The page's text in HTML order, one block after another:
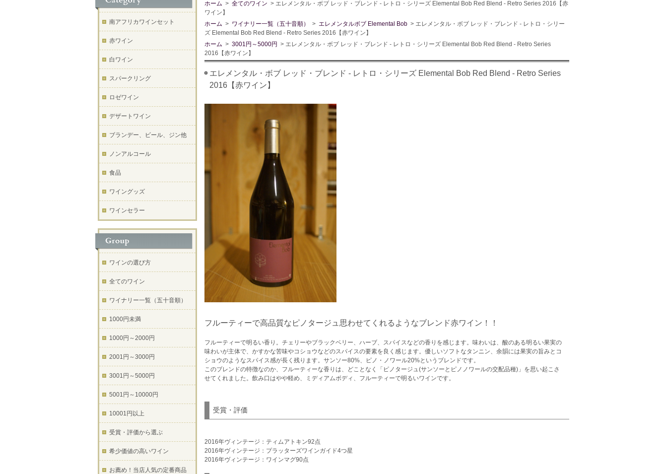
ホーム > 全てのワイン > エレメンタル・ボブ レッド・ブレンド - レトロ・シリーズ Elemental Bob Red Blend - Retro Series 2016【赤
ワイン】
ホーム > ワイナリー一覧（五十音順） > エレメンタルボブ Elemental Bob > エレメンタル・ボブ レッド・ブレンド - レトロ・シリー
ズ Elemental Bob Red Blend - Retro Series 2016【赤ワイン】
ホーム > 3001円～5000円 > エレメンタル・ボブ レッド・ブレンド - レトロ・シリーズ Elemental Bob Red Blend - Retro Series
2016【赤ワイン】
エレメンタル・ボブ レッド・ブレンド - レトロ・シリーズ Elemental Bob Red Blend - Retro Series
2016【赤ワイン】
フルーティーで高品質なピノタージュ思わせてくれるようなブレンド赤ワイン！！
フルーティーで明るい香り。チェリーやブラックベリー、ハーブ、スパイスなどの香りを感じます。味わいは、酸のある明るい果実の
味わいが主体で、かすかな苦味やコショウなどのスパイスの要素を良く感じます。優しいソフトなタンニン、余韻には果実の旨みとコ
ショウのようなスパイス感が長く残ります。サンソー80%、ピノ・ノワール20%というブレンドです。
このブレンドの特徴なのか、フルーティーな香りは、どことなく「ピノタージュ(サンソーとピノノワールの交配品種)」を思い起こさ
せてくれました。飲み口はやや軽め、ミディアムボディ、フルーティーで明るいワインです。
受賞・評価
2016年ヴィンテージ：ティムアトキン92点
2016年ヴィンテージ：プラッターズワインガイド4つ星
2016年ヴィンテージ：ワインマグ90点
南アフリカワインセット
赤ワイン
白ワイン
スパークリング
ロゼワイン
デザートワイン
ブランデー、ビール、ジン他
ノンアルコール
食品
ワイングッズ
ワインセラー
ワインの選び方
全てのワイン
ワイナリー一覧（五十音順）
1000円未満
1000円～2000円
2001円～3000円
3001円～5000円
5001円～10000円
10001円以上
受賞・評価から選ぶ
希少価値の高いワイン
お薦め！当店人気の定番商品